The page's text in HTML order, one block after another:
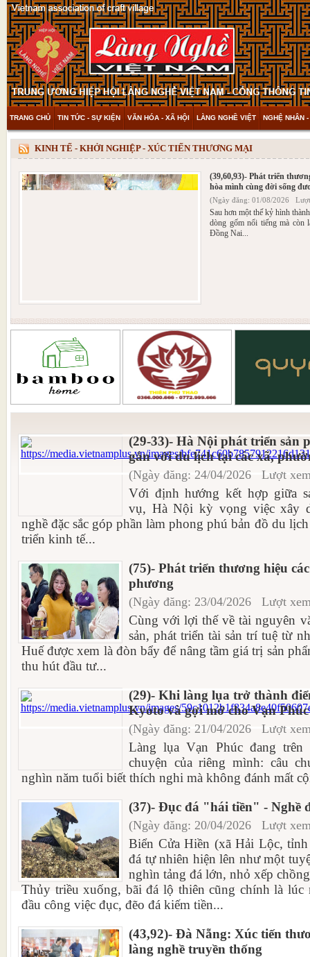
TRANG CHỦ TIN TỨC - SỰ KIỆN VĂN HÓA - XÃ HỘI LÀNG NGHỀ VIỆT NGHỆ NHÂN
THAM KHẢO & KHÁM PHÁ VIDEO
KINH TẾ - KHỞI NGHIỆP - XÚC TIẾN THƯƠNG MẠI
(39,60,93)- Phát triển
hòa mình cùng đời sống
(Ngày đăng: 01/08/2026
Sau hơn một thế kỷ hình
dòng gốm nổi tiếng mà còn
Đồng Nai...
(29-33)- Hà Nội phát triển sản
gắn với du lịch tại các xã,
(Ngày đăng: 24/04/2026 Lượt
Với định hướng kết hợp giữa
vụ, Hà Nội kỳ vọng việc xây
nghề đặc sắc góp phần làm phong phú bản đồ du
triển kinh tế...
(75)- Phát triển thương hiệu
phương
(Ngày đăng: 23/04/2026 Lượt
Cùng với lợi thế về tài nguyên
sản, phát triển tài sản trí tuệ từ
Huế được xem là đòn bẩy để nâng tầm giá trị sản
thu hút đầu tư...
(29)- Khi làng lụa trở thành
Kyoto và gợi mở cho Vạn Phúc
(Ngày đăng: 21/04/2026 Lượt
Làng lụa Vạn Phúc đang trên
chuyện của riêng mình: câu
nghìn năm tuổi biết thích nghi mà không đánh mất
(37)- Đục đá "hái tiền" - Nghề
(Ngày đăng: 20/04/2026 Lượt
Biển Cửa Hiền (xã Hải Lộc,
đá tự nhiên hiện lên như một
nghìn tảng đá lớn, nhỏ xếp
Thủy triều xuống, bãi đá lộ thiên cũng chính là lúc
đầu công việc đục, đẽo đá kiếm tiền...
(43,92)- Đà Nẵng: Xúc tiến
làng nghề truyền thống